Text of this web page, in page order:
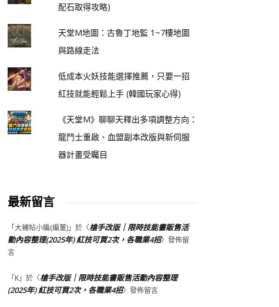
配石取得攻略)
天堂M地圖：古魯丁地監 1~7樓地圖
與路線走法
低成本火妖技能選擇推薦，只要一招
紅技就能輕鬆上手 (韓國玩家心得)
《天堂M》聊聊天釋出多項調整方向：
龍鬥士重啟、血盟副本改版與新伺服
器計畫受矚目
最新留言
「大補帖小編(編董)」於〈槍手改版｜限時技能書販售活
動內容整理(2025年) 紅技可買2次，各職業4招〉發佈留
言
「K」於〈槍手改版｜限時技能書販售活動內容整理
(2025年) 紅技可買2次，各職業4招〉發佈留言